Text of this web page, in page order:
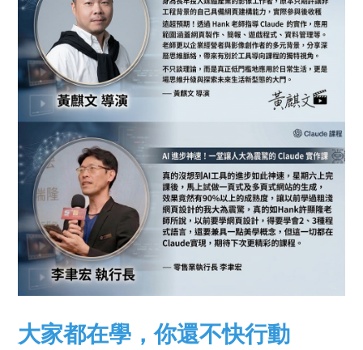
大家都在學 ，你還不快行動